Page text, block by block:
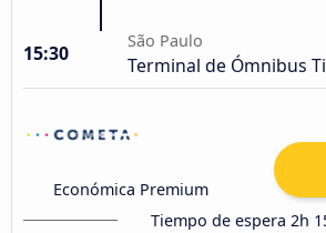
15:30
São Paulo
Terminal de Ómnibus
Económica Premium
Tiempo de espera 2h